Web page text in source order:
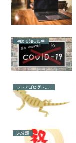
初めて知った事
フトアゴヒゲトカゲ
未分類